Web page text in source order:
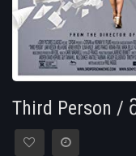
Third Person /